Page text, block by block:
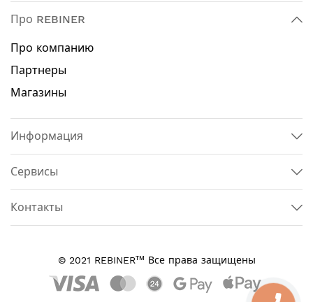
Про REBINER
Про компанию
Партнеры
Магазины
Информация
Сервисы
Контакты
© 2021 REBINERтм Все права защищены